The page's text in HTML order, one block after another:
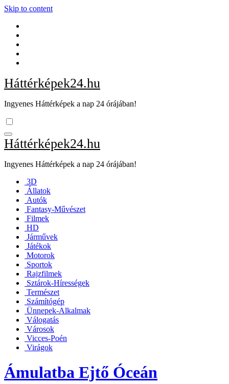
Skip to content
Háttérképek24.hu
Ingyenes Háttérképek a nap 24 órájában!
Háttérképek24.hu
Ingyenes Háttérképek a nap 24 órájában!
3D
Állatok
Autók
Fantasy-Művészet
Filmek
HD
Járművek
Játékok
Motorok
Sportok
Rajzfilmek
Sztárok-Hírességek
Természet
Számítógép
Ünnepek-Alkalmak
Válogatás
Városok
Vicces-Poén
Virágok
Ámulatba Ejtő Óceán